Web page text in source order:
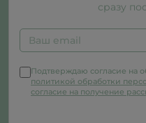
сразу
Подтверждаю согласие на
политикой обработки
согласие на получение